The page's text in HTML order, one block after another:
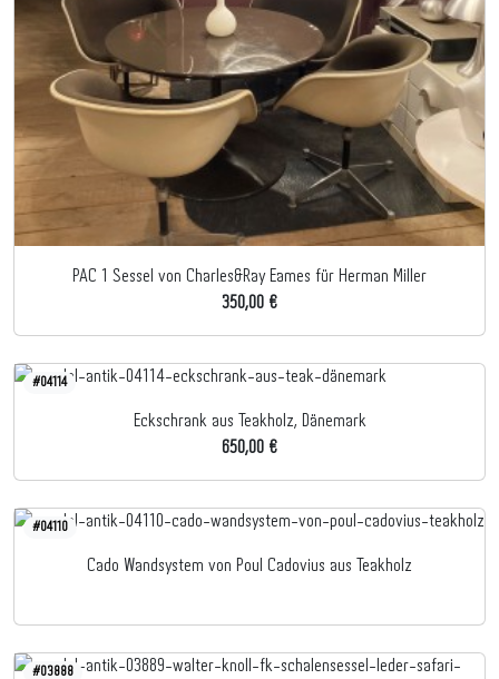
PAC 1 Sessel von Charles&Ray Eames für Herman Miller
350,00 €
#04114
Eckschrank aus Teakholz, Dänemark
650,00 €
#04110
Cado Wandsystem von Poul Cadovius aus Teakholz
#03888